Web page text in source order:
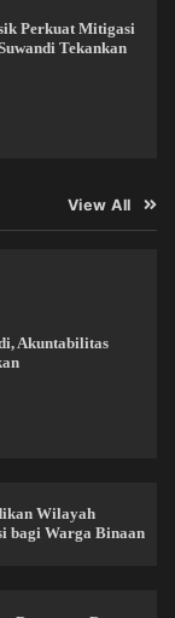
Perkuat Mitigasi
Tekankan
View All
Akuntabilitas
Wilayah
bagi Warga Binaan